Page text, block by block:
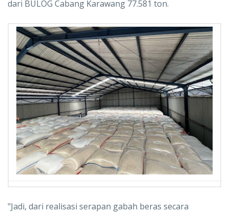
dari BULOG Cabang Karawang 77.581 ton.
"Jadi, dari realisasi serapan gabah beras secara